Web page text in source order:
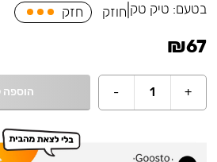
בטעם: טיק טק חוזק חזק
₪67
+
1
- הוספה